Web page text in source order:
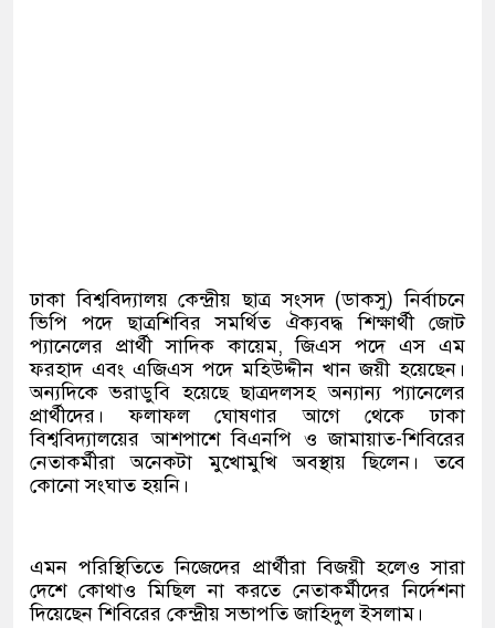
ঢাকা বিশ্ববিদ্যালয় কেন্দ্রীয় ছাত্র সংসদ (ডাকসু) নির্বাচনে
ভিপি পদে ছাত্রশিবির সমর্থিত ঐক্যবদ্ধ শিক্ষার্থী জোট
প্যানেলের প্রার্থী সাদিক কায়েম, জিএস পদে এস এম
ফরহাদ এবং এজিএস পদে মহিউদ্দীন খান জয়ী হয়েছেন।
অন্যদিকে ভরাডুবি হয়েছে ছাত্রদলসহ অন্যান্য প্যানেলের
প্রার্থীদের। ফলাফল ঘোষণার আগে থেকে ঢাকা
বিশ্ববিদ্যালয়ের আশপাশে বিএনপি ও জামায়াত-শিবিরের
নেতাকর্মীরা অনেকটা মুখোমুখি অবস্থায় ছিলেন। তবে
কোনো সংঘাত হয়নি।
এমন পরিস্থিতিতে নিজেদের প্রার্থীরা বিজয়ী হলেও সারা
দেশে কোথাও মিছিল না করতে নেতাকর্মীদের নির্দেশনা
দিয়েছেন শিবিরের কেন্দ্রীয় সভাপতি জাহিদুল ইসলাম।